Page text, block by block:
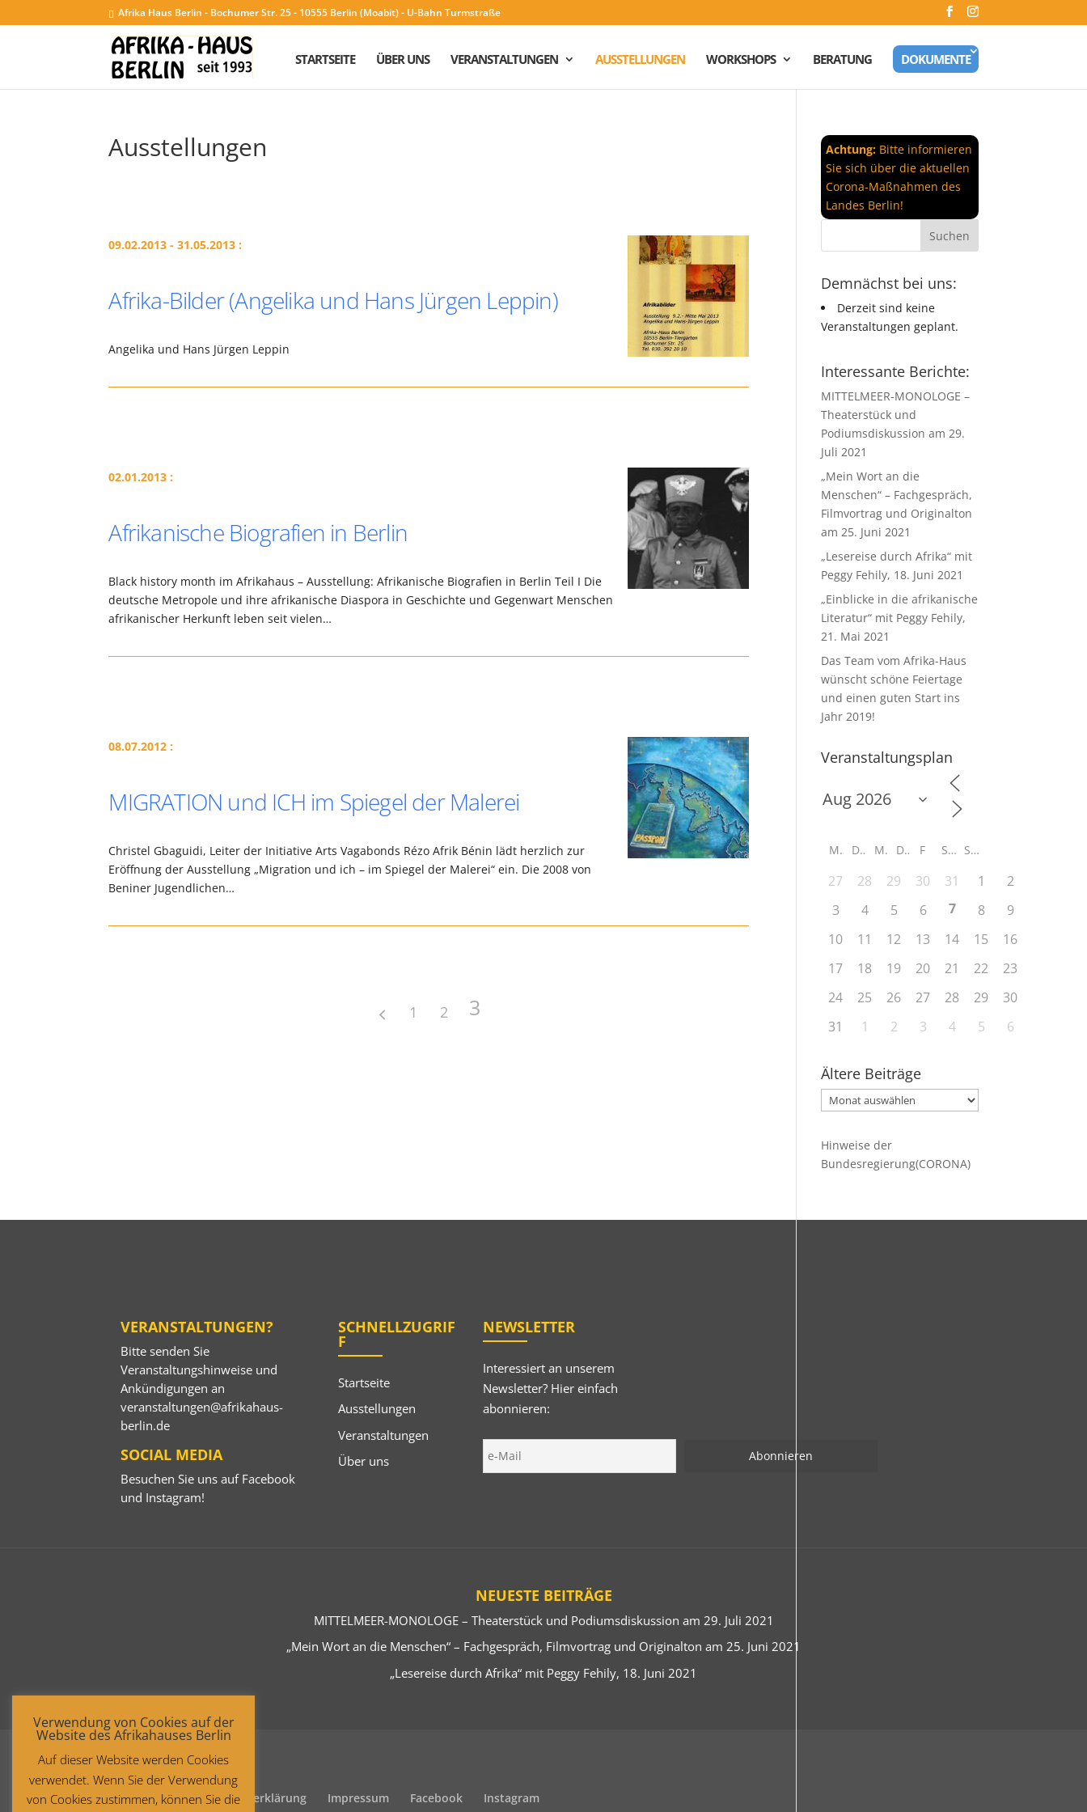
Afrika Haus Berlin - Bochumer Str. 25 - 10555 Berlin (Moabit) - U-Bahn Turmstraße
STARTSEITE ÜBER UNS VERANSTALTUNGEN AUSSTELLUNGEN WORKSHOPS BERATUNG DOKUMENTE
Ausstellungen
09.02.2013 - 31.05.2013 :
Afrika-Bilder (Angelika und Hans Jürgen Leppin)
Angelika und Hans Jürgen Leppin
02.01.2013 :
Afrikanische Biografien in Berlin
Black history month im Afrikahaus – Ausstellung: Afrikanische Biografien in Berlin Teil I Die
deutsche Metropole und ihre afrikanische Diaspora in Geschichte und Gegenwart Menschen
afrikanischer Herkunft leben seit vielen…
08.07.2012 :
MIGRATION und ICH im Spiegel der Malerei
Christel Gbaguidi, Leiter der Initiative Arts Vagabonds Rézo Afrik Bénin lädt herzlich zur
Eröffnung der Ausstellung „Migration und ich – im Spiegel der Malerei“ ein. Die 2008 von
Beniner Jugendlichen…
1 2 3
Achtung: Bitte informieren
Sie sich über die aktuellen
Corona-Maßnahmen des
Landes Berlin!
Demnächst bei uns:
Derzeit sind keine
Veranstaltungen geplant.
Interessante Berichte:
MITTELMEER-MONOLOGE –
Theaterstück und
Podiumsdiskussion am 29.
Juli 2021
„Mein Wort an die
Menschen“ – Fachgespräch,
Filmvortrag und Originalton
am 25. Juni 2021
„Lesereise durch Afrika“ mit
Peggy Fehily, 18. Juni 2021
„Einblicke in die afrikanische
Literatur“ mit Peggy Fehily,
21. Mai 2021
Das Team vom Afrika-Haus
wünscht schöne Feiertage
und einen guten Start ins
Jahr 2019!
Veranstaltungsplan
M D M D F S S
27 28 29 30 31 1
2
3
4 5 6 7 8
9
10
11 12 13 14 15
16
17
18 19 20 21 22
23
24
25 26 27 28 29
30
31
1 2 3 4 5 6
Ältere Beiträge
Ältere
Beiträge
Hinweise der
Bundesregierung(CORONA)
VERANSTALTUNGEN?
Bitte senden Sie
Veranstaltungshinweise und
Ankündigungen an
veranstaltungen@afrikahaus-
berlin.de
SOCIAL MEDIA
Besuchen Sie uns auf Facebook
und Instagram!
SCHNELLZUGRIF
F
Startseite
Ausstellungen
Veranstaltungen
Über uns
NEWSLETTER
Interessiert an unserem
Newsletter? Hier einfach
abonnieren:
NEUESTE BEITRÄGE
MITTELMEER-MONOLOGE – Theaterstück und Podiumsdiskussion am 29. Juli 2021
„Mein Wort an die Menschen“ – Fachgespräch, Filmvortrag und Originalton am 25. Juni 2021
„Lesereise durch Afrika“ mit Peggy Fehily, 18. Juni 2021
Startseite Datenschutzerklärung Impressum Facebook Instagram
Verwendung von Cookies auf der
Website des Afrikahauses Berlin
Auf dieser Website werden Cookies
verwendet. Wenn Sie der Verwendung
von Cookies zustimmen, können Sie die